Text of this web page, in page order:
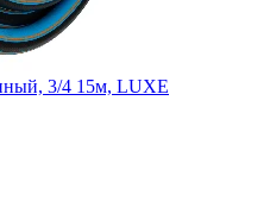
3/4 15м, LUXE